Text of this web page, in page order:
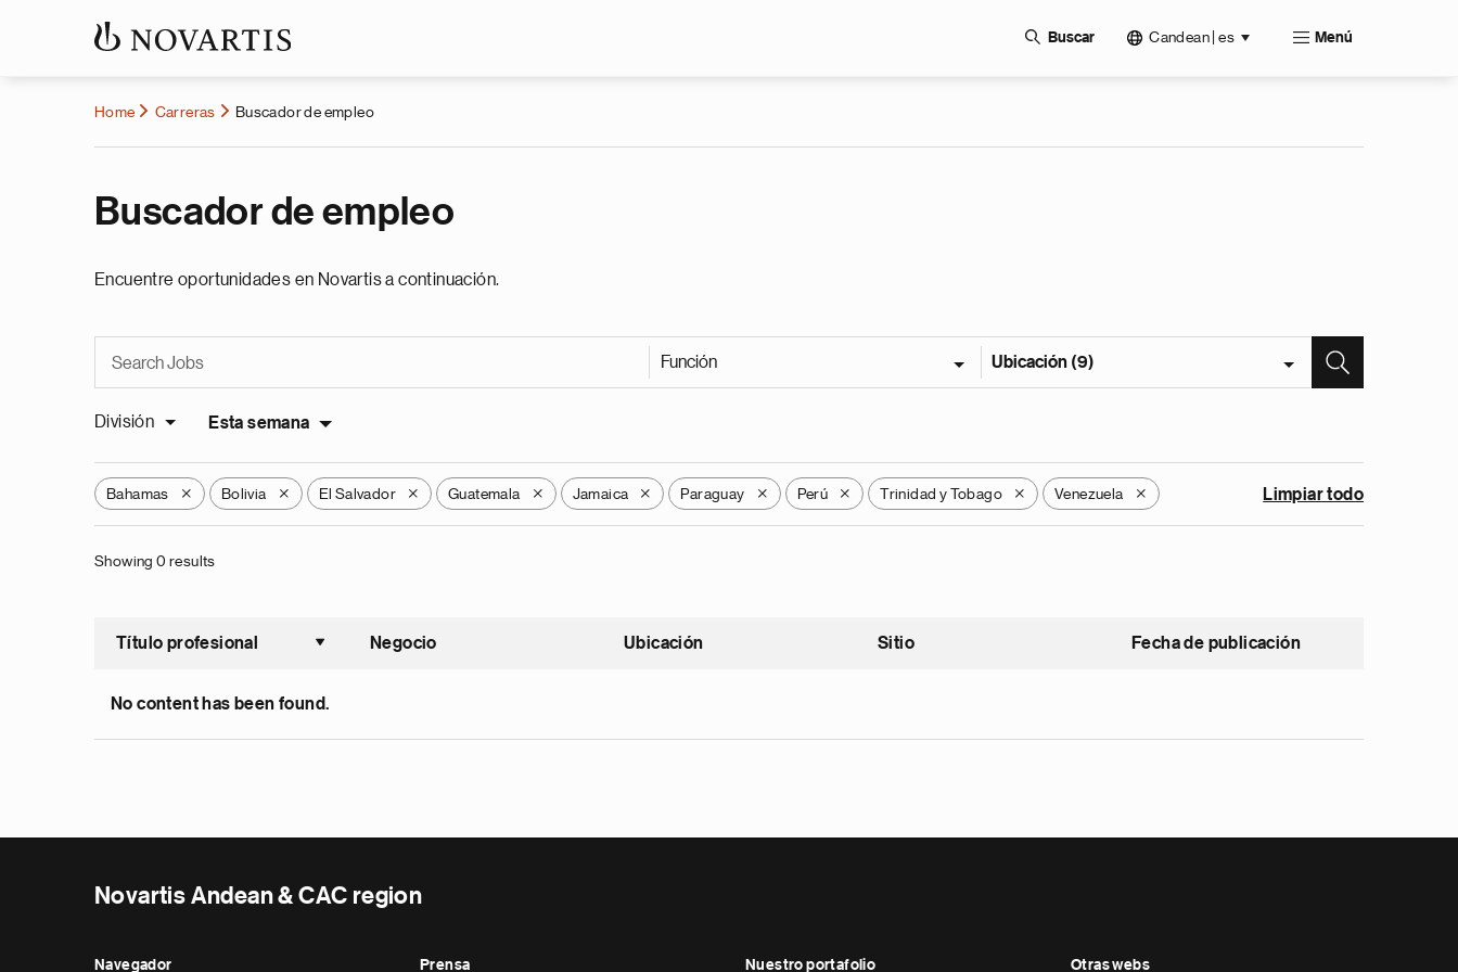
Buscar Candean | es Menú
Home Carreras Buscador de empleo
Buscador de empleo
Encuentre oportunidades en Novartis a continuación.
Función Ubicación (9)
División Esta semana
Bahamas X Bolivia X El Salvador X Guatemala X Jamaica X Paraguay X Perú X Trinidad y Tobago X Venezuela X Limpiar todo
Showing 0 results
Título profesional
Ordenar ascendente
Negocio Ubicación Sitio Fecha de publicación
No content has been found.
Novartis Andean & CAC region
Navegador Prensa Nuestro portafolio Otras webs